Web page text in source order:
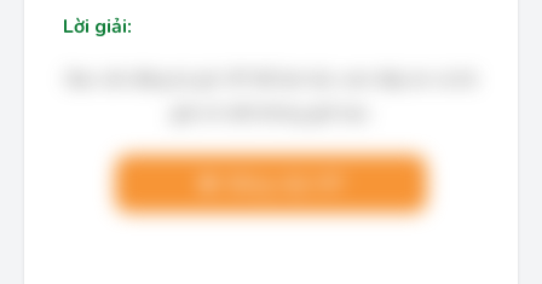
Lời giải: